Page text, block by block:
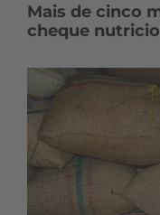
Mais de cinco
cheque